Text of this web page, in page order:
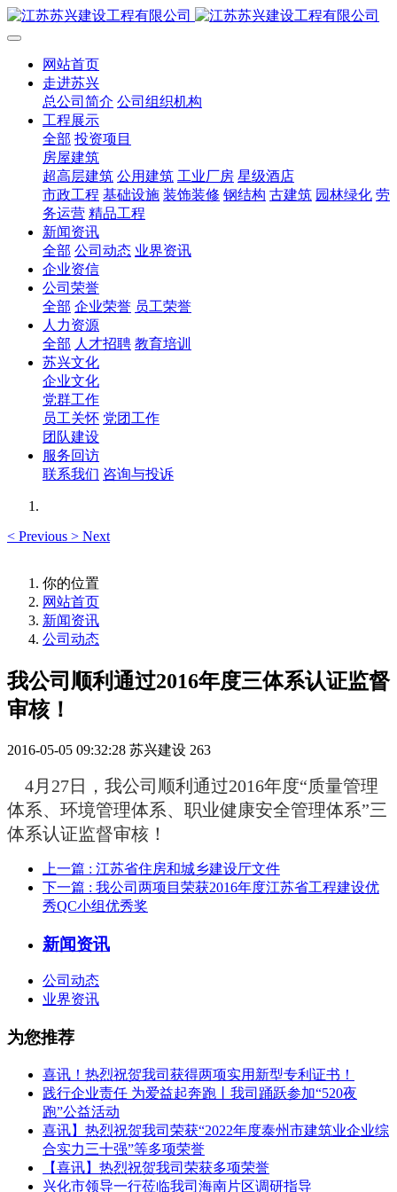
网站首页
走进苏兴
总公司简介 公司组织机构
工程展示
全部 投资项目
房屋建筑
超高层建筑 公用建筑 工业厂房 星级酒店
市政工程 基础设施 装饰装修 钢结构 古建筑 园林绿化 劳
务运营 精品工程
新闻资讯
全部 公司动态 业界资讯
企业资信
公司荣誉
全部 企业荣誉 员工荣誉
人力资源
全部 人才招聘 教育培训
苏兴文化
企业文化
党群工作
员工关怀 党团工作
团队建设
服务回访
联系我们 咨询与投诉
< Previous > Next
你的位置
网站首页
新闻资讯
公司动态
我公司顺利通过2016年度三体系认证监督
审核！
2016-05-05 09:32:28 苏兴建设 263
4月 27日，我公司顺利通过2016年度“质量管理
体系、环境管理体系、职业健康安全管理体系”三
体系认证监督审核！
上一篇 : 江苏省住房和城乡建设厅文件
下一篇 : 我公司两项目荣获2016年度江苏省工程建设优
秀QC小组优秀奖
新闻资讯
公司动态
业界资讯
为您推荐
喜讯！热烈祝贺我司获得两项实用新型专利证书！
践行企业责任 为爱益起奔跑丨我司踊跃参加“520夜
跑”公益活动
喜讯】热烈祝贺我司荣获“2022年度泰州市建筑业企业综
合实力三十强”等多项荣誉
【喜讯】热烈祝贺我司荣获多项荣誉​
兴化市领导一行莅临我司海南片区调研指导